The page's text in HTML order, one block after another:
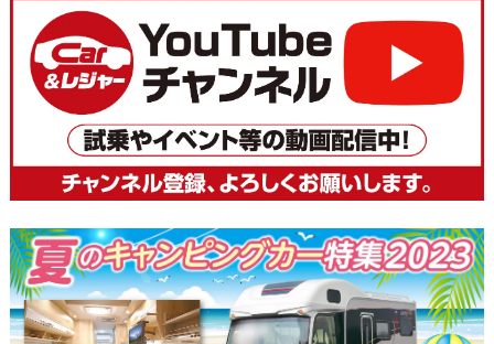
稿
ナ
ビ
ー
シ
ョ
ン